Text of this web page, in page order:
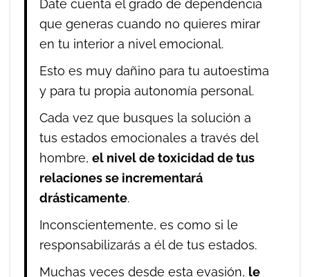
Date cuenta el grado de dependencia
que generas cuando no quieres mirar
en tu interior a nivel emocional.
Esto es muy dañino para tu autoestima
y para tu propia autonomía personal.
Cada vez que busques la solución a
tus estados emocionales a través del
hombre, el nivel de toxicidad de tus
relaciones se incrementará
drásticamente.
Inconscientemente, es como si le
responsabilizarás a él de tus estados.
Muchas veces desde esta evasión, le